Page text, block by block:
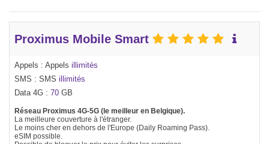
Proximus Mobile Smart
Appels : Appels illimités
SMS : SMS illimités
Data 4G : 70 GB
Réseau Proximus 4G-5G (le meilleur en Belgique).
La meilleure couverture à l'étranger.
Le moins cher en dehors de l'Europe (Daily Roaming Pass).
eSIM possible.